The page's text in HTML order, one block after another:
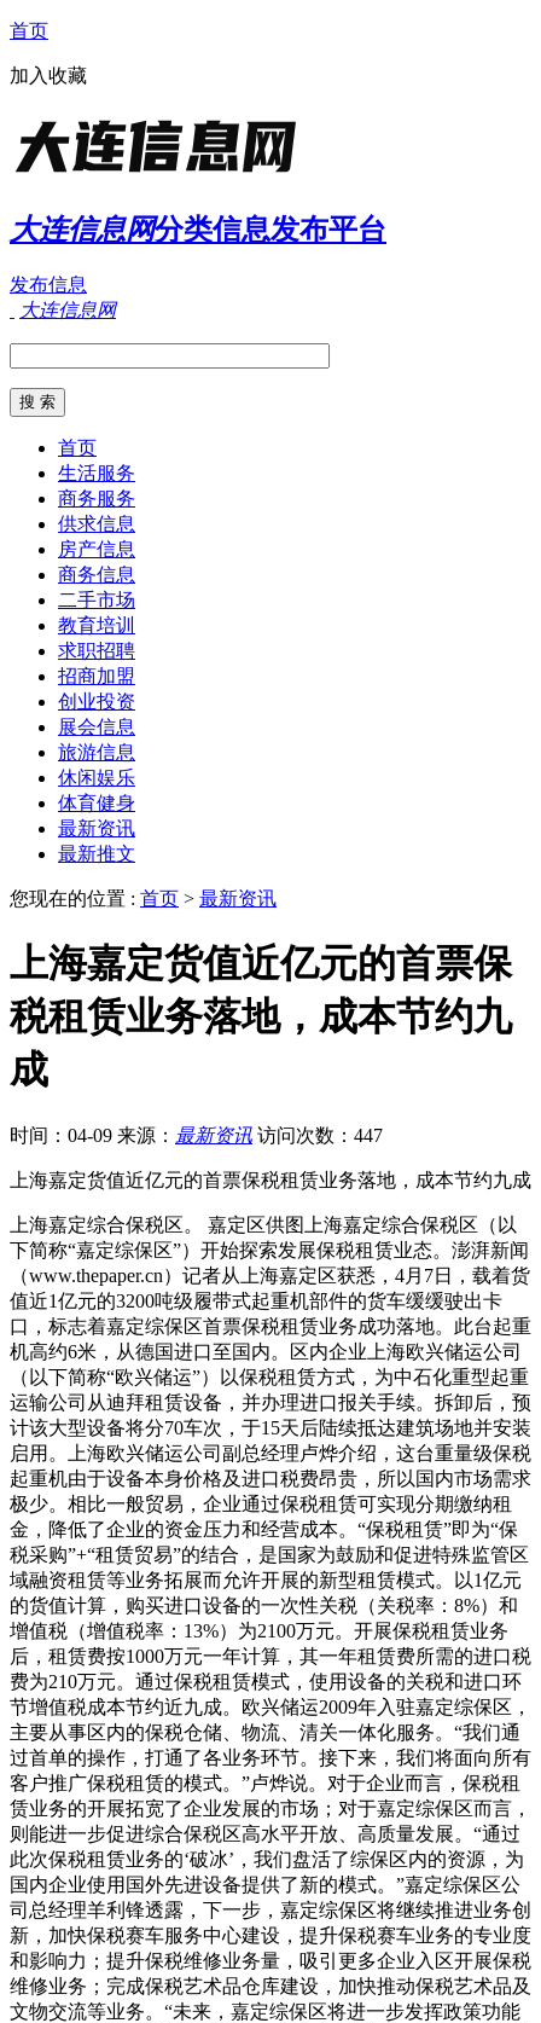
首页
加入收藏
大连信息网分类信息发布平台
发布信息
大连信息网
首页
生活服务
商务服务
供求信息
房产信息
商务信息
二手市场
教育培训
求职招聘
招商加盟
创业投资
展会信息
旅游信息
休闲娱乐
体育健身
最新资讯
最新推文
您现在的位置 : 首页 > 最新资讯
上海嘉定货值近亿元的首票保
税租赁业务落地，成本节约九
成
时间：04-09 来源： 最新资讯 访问次数：447
上海嘉定货值近亿元的首票保税租赁业务落地，成本节约九成
上海嘉定综合保税区。 嘉定区供图上海嘉定综合保税区（以
下简称“嘉定综保区”）开始探索发展保税租赁业态。澎湃新闻
（www.thepaper.cn）记者从上海嘉定区获悉，4月7日，载着货
值近1亿元的3200吨级履带式起重机部件的货车缓缓驶出卡
口，标志着嘉定综保区首票保税租赁业务成功落地。此台起重
机高约6米，从德国进口至国内。区内企业上海欧兴储运公司
（以下简称“欧兴储运”）以保税租赁方式，为中石化重型起重
运输公司从迪拜租赁设备，并办理进口报关手续。拆卸后，预
计该大型设备将分70车次，于15天后陆续抵达建筑场地并安装
启用。上海欧兴储运公司副总经理卢烨介绍，这台重量级保税
起重机由于设备本身价格及进口税费昂贵，所以国内市场需求
极少。相比一般贸易，企业通过保税租赁可实现分期缴纳租
金，降低了企业的资金压力和经营成本。“保税租赁”即为“保
税采购”+“租赁贸易”的结合，是国家为鼓励和促进特殊监管区
域融资租赁等业务拓展而允许开展的新型租赁模式。以1亿元
的货值计算，购买进口设备的一次性关税（关税率：8%）和
增值税（增值税率：13%）为2100万元。开展保税租赁业务
后，租赁费按1000万元一年计算，其一年租赁费所需的进口税
费为210万元。通过保税租赁模式，使用设备的关税和进口环
节增值税成本节约近九成。欧兴储运2009年入驻嘉定综保区，
主要从事区内的保税仓储、物流、清关一体化服务。“我们通
过首单的操作，打通了各业务环节。接下来，我们将面向所有
客户推广保税租赁的模式。”卢烨说。对于企业而言，保税租
赁业务的开展拓宽了企业发展的市场；对于嘉定综保区而言，
则能进一步促进综合保税区高水平开放、高质量发展。“通过
此次保税租赁业务的‘破冰’，我们盘活了综保区内的资源，为
国内企业使用国外先进设备提供了新的模式。”嘉定综保区公
司总经理羊利锋透露，下一步，嘉定综保区将继续推进业务创
新，加快保税赛车服务中心建设，提升保税赛车业务的专业度
和影响力；提升保税维修业务量，吸引更多企业入区开展保税
维修业务；完成保税艺术品仓库建设，加快推动保税艺术品及
文物交流等业务。“未来，嘉定综保区将进一步发挥政策功能